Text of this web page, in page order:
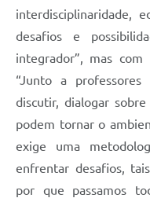
interdisciplinaridade,
desafios e
integrador”, mas
“Junto a
discutir, dialogar
podem tornar o
exige uma
enfrentar desafios,
por que passamos